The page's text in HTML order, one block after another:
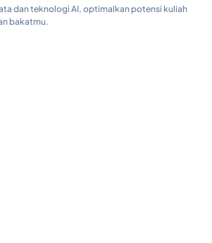
dan teknologi AI, optimalkan potensi kuliah
bakatmu.